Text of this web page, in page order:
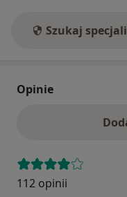
Szukaj
Opinie
112 opinii